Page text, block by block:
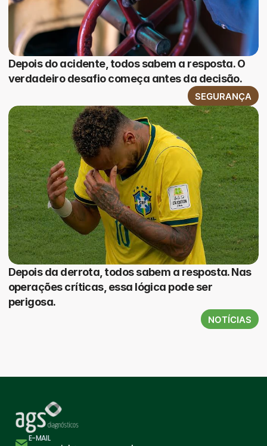
Depois do acidente, todos sabem a resposta. O
verdadeiro desafio começa antes da decisão.
SEGURANÇA
Depois da derrota, todos sabem a resposta. Nas
operações críticas, essa lógica pode ser
perigosa.
NOTÍCIAS
E-MAIL